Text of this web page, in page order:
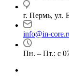
г. Пермь, ул.
info@in-
Пн. – Пт.: с